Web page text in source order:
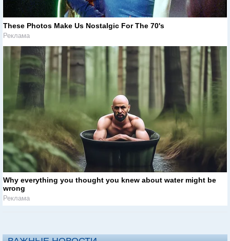
These Photos Make Us Nostalgic For The 70's
Реклама
Why everything you thought you knew about water might be
wrong
Реклама